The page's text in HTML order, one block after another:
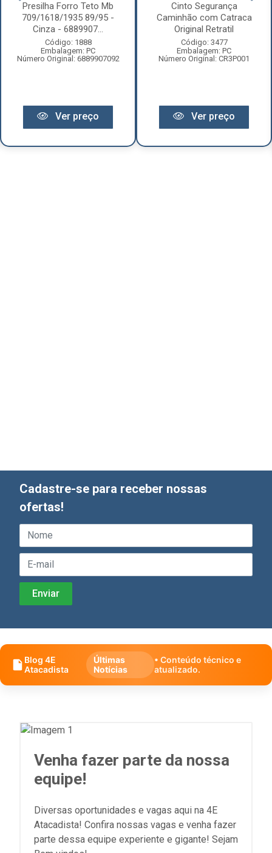
Presilha Forro Teto Mb
709/1618/1935 89/95 -
Cinza - 6889907...
Código: 1888
Embalagem: PC
Número Original: 6889907092
Ver preço
Cinto Segurança
Caminhão com Catraca
Original Retratil
Código: 3477
Embalagem: PC
Número Original: CR3P001
Ver preço
Cadastre-se para receber nossas
ofertas!
Blog 4E
Atacadista
Últimas
Notícias
• Conteúdo técnico e
atualizado.
Venha fazer parte da nossa
equipe!
Diversas oportunidades e vagas aqui na 4E
Atacadista! Confira nossas vagas e venha fazer
parte dessa equipe experiente e gigante! Sejam